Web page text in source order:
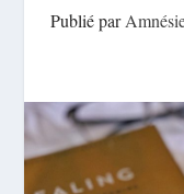
Publié par